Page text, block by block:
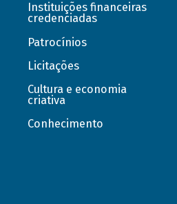
Instituições financeiras
credenciadas
Patrocínios
Licitações
Cultura e economia
criativa
Conhecimento